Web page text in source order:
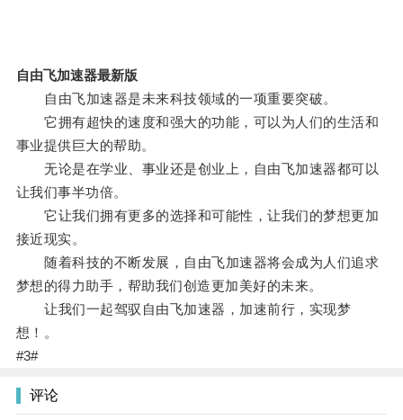
自由飞加速器最新版
自由飞加速器是未来科技领域的一项重要突破。
它拥有超快的速度和强大的功能，可以为人们的生活和
事业提供巨大的帮助。
无论是在学业、事业还是创业上，自由飞加速器都可以
让我们事半功倍。
它让我们拥有更多的选择和可能性，让我们的梦想更加
接近现实。
随着科技的不断发展，自由飞加速器将会成为人们追求
梦想的得力助手，帮助我们创造更加美好的未来。
让我们一起驾驭自由飞加速器，加速前行，实现梦
想！。
#3#
评论